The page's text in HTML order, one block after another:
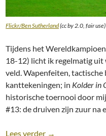
Flickr/Ben Sutherland(cc by 2.0, fair use)
Tijdens het
18-12) licht ik regelmatig
veld. Wapenfeiten,
kanttekeningen; in Kolder in
historische toernooi door
#13: de druiven zijn zuur na
Lees verder Kolder in Qatar
→